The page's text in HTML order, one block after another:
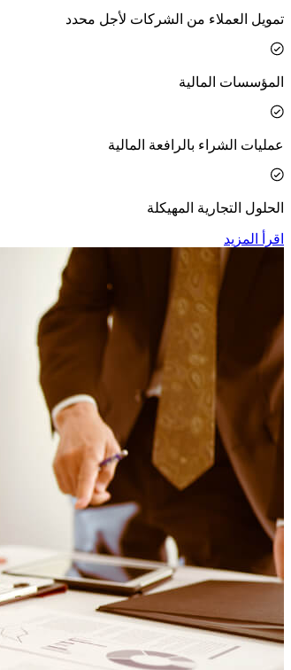
تمويل العملاء من الشركات لأجل محدد
المؤسسات المالية
عمليات الشراء بالرافعة المالية
الحلول التجارية المهيكلة
اقرأ المزيد